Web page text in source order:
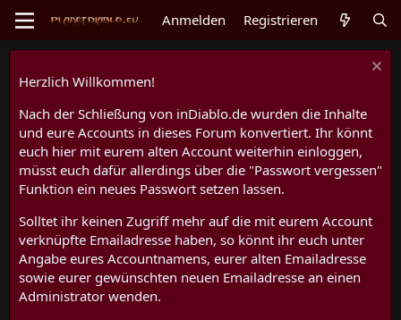
Anmelden Registrieren
Herzlich Willkommen!
Nach der Schließung von inDiablo.de wurden die Inhalte
und eure Accounts in dieses Forum konvertiert. Ihr könnt
euch hier mit eurem alten Account weiterhin einloggen,
müsst euch dafür allerdings über die "Passwort vergessen"
Funktion ein neues Passwort setzen lassen.
Solltet ihr keinen Zugriff mehr auf die mit eurem Account
verknüpfte Emailadresse haben, so könnt ihr euch unter
Angabe eures Accountnamens, eurer alten Emailadresse
sowie eurer gewünschten neuen Emailadresse an einen
Administrator wenden.